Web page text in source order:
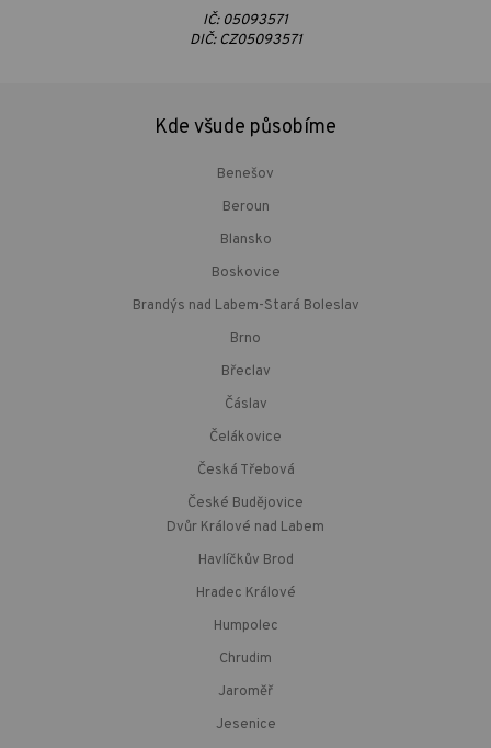
IČ: 05093571
DIČ: CZ05093571
Kde všude působíme
Benešov
Beroun
Blansko
Boskovice
Brandýs nad Labem-Stará Boleslav
Brno
Břeclav
Čáslav
Čelákovice
Česká Třebová
České Budějovice
Dvůr Králové nad Labem
Havlíčkův Brod
Hradec Králové
Humpolec
Chrudim
Jaroměř
Jesenice